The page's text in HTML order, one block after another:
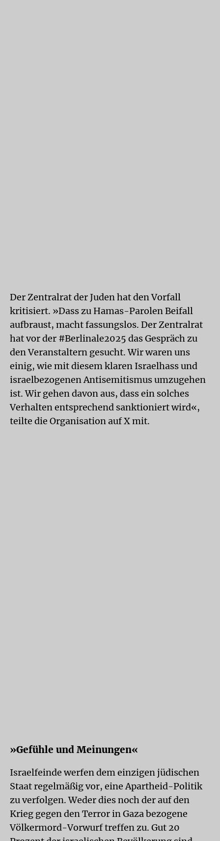
Der Zentralrat der Juden hat den Vorfall
kritisiert. »Dass zu Hamas-Parolen Beifall
aufbraust, macht fassungslos. Der Zentralrat
hat vor der #Berlinale2025 das Gespräch zu
den Veranstaltern gesucht. Wir waren uns
einig, wie mit diesem klaren Israelhass und
israelbezogenen Antisemitismus umzugehen
ist. Wir gehen davon aus, dass ein solches
Verhalten entsprechend sanktioniert wird«,
teilte die Organisation auf X mit.
»Gefühle und Meinungen«
Israelfeinde werfen dem einzigen jüdischen
Staat regelmäßig vor, eine Apartheid-Politik
zu verfolgen. Weder dies noch der auf den
Krieg gegen den Terror in Gaza bezogene
Völkermord-Vorwurf treffen zu. Gut 20